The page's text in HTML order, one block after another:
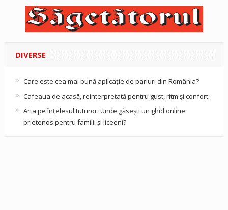
DIVERSE
Care este cea mai bună aplicație de pariuri din România?
Cafeaua de acasă, reinterpretată pentru gust, ritm și confort
Arta pe înțelesul tuturor: Unde găsești un ghid online
prietenos pentru familii și liceeni?